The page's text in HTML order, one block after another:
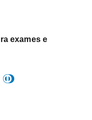
exames e